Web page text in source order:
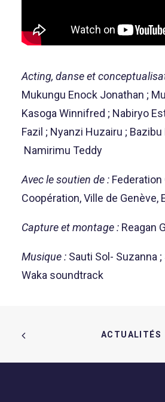
Acting, danse et
Mukungu Enock Jonathan ;
Kasoga Winnifred ; Nabiryo
Fazil ; Nyanzi Huzairu ;
Namirimu Teddy
Avec le soutien de :
Coopération, Ville de Genève,
Capture et montage : Reagan
Musique : Sauti Sol- Suzanna ;
Waka soundtrack
ACTUALITÉS